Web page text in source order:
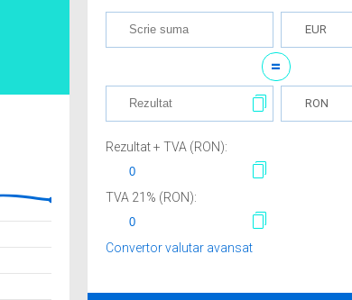
EUR
=
RON
Rezultat + TVA (RON):
TVA 21 % (RON):
Convertor valutar avansat